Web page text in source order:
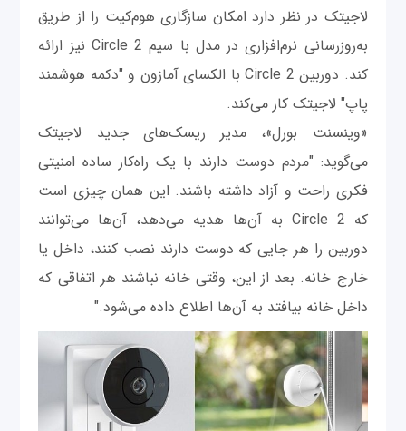
لاجیتک در نظر دارد امکان سازگاری هوم‌کیت را از طریق
به‌روزرسانی نرم‌افزاری در مدل با سیم Circle 2 نیز ارائه
کند. دوربین Circle 2 با الکسای آمازون و "دکمه هوشمند
پاپ" لاجیتک کار می‌کند.
«وینسنت بورل»، مدیر ریسک‌های جدید لاجیتک
می‌گوید: "مردم دوست دارند با یک راه‌کار ساده امنیتی
فکری راحت و آزاد داشته باشند. این همان چیزی است
که Circle 2 به آن‌ها هدیه می‌دهد، آن‌ها می‌توانند
دوربین را هر جایی که دوست دارند نصب کنند، داخل یا
خارج خانه. بعد از این، وقتی خانه نباشند هر اتفاقی که
داخل خانه بیافتد به آن‌ها اطلاع داده می‌شود."